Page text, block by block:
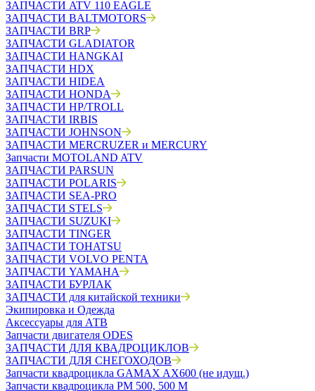
ЗАПЧАСТИ ATV 110 EAGLE
ЗАПЧАСТИ BALTMOTORS
ЗАПЧАСТИ BRP
ЗАПЧАСТИ GLADIATOR
ЗАПЧАСТИ HANGKAI
ЗАПЧАСТИ HDX
ЗАПЧАСТИ HIDEA
ЗАПЧАСТИ HONDA
ЗАПЧАСТИ HP/TROLL
ЗАПЧАСТИ IRBIS
ЗАПЧАСТИ JOHNSON
ЗАПЧАСТИ MERCRUZER и MERCURY
Запчасти MOTOLAND ATV
ЗАПЧАСТИ PARSUN
ЗАПЧАСТИ POLARIS
ЗАПЧАСТИ SEA-PRO
ЗАПЧАСТИ STELS
ЗАПЧАСТИ SUZUKI
ЗАПЧАСТИ TINGER
ЗАПЧАСТИ TOHATSU
ЗАПЧАСТИ VOLVO PENTA
ЗАПЧАСТИ YAMAHA
ЗАПЧАСТИ БУРЛАК
ЗАПЧАСТИ для китайской техники
Экипировка и Одежда
Аксессуары для АТВ
Запчасти двигателя ODES
ЗАПЧАСТИ ДЛЯ КВАДРОЦИКЛОВ
ЗАПЧАСТИ ДЛЯ СНЕГОХОДОВ
Запчасти квадроцикла GAMAX AX600 (не идущ.)
Запчасти квадроцикла РМ 500, 500 М